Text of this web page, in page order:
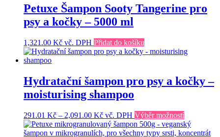
Petuxe Šampon Sooty Tangerine pro
psy a kočky – 5000 ml
1,321.00 Kč vč. DPH Přidat do košíku
Hydratační šampon pro psy a kočky –
moisturising shampoo
291.01 Kč – 2,091.00 KčRozpětí
cen:
291.01 Kč
vč. DPH Výběr možnostíTento
produkt
má